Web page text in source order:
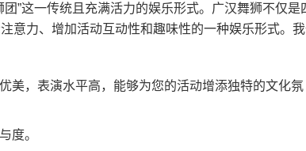
”这一传统且充满活力的娱乐形式。广汉舞狮不仅是
意力、增加活动互动性和趣味性的一种娱乐形式。
美，表演水平高，能够为您的活动增添独特的文化氛
度。